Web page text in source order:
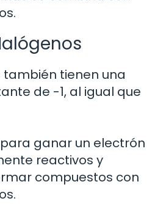
también tienen una
de -1, al igual que
ganar un electrón
reactivos y
compuestos con